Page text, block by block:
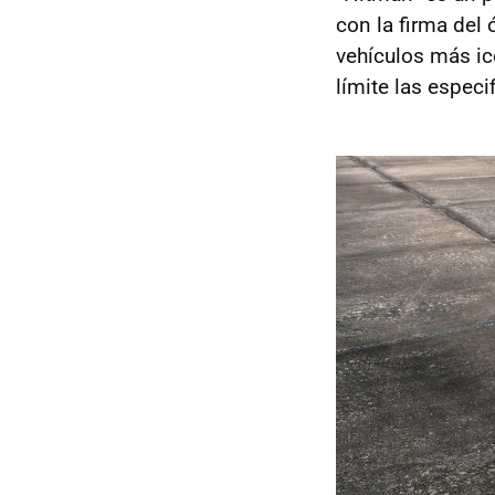
con la firma del
vehículos más
límite las